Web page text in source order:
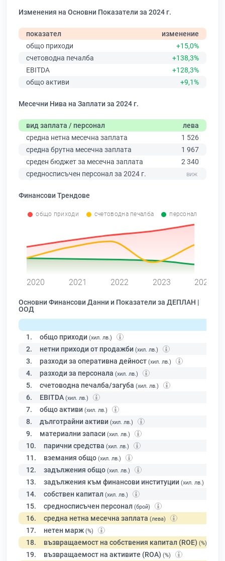
Изменения на Основни Показатели за 2024 г.
показател
изменение
общо приходи
+15,0%
счетоводна печалба
+138,3%
EBITDA
+128,3%
общо активи
+9,1%
Месечни Нива на Заплати за 2024 г.
вид заплата / персонал
лева
средна нетна месечна заплата
1 526
средна брутна месечна заплата
1 967
среден бюджет за месечна заплата
2 340
средносписъчен персонал за 2024 г.
Финансови Трендове
общо приходи счетоводна печалба персонал
2020 2021 2022 2023 2024
Основни Финансови Данни и Показатели за ДЕПЛАН |
ООД
1. общо приходи (хил. лв.)
2. нетни приходи от продажби (хил. лв.)
3. разходи за оперативна дейност (хил. лв.)
4. разходи за персонала (хил. лв.)
5. счетоводна печалба/загуба (хил. лв.)
6. EBITDA (хил. лв.)
7. общо активи (хил. лв.)
8. дълготрайни активи (хил. лв.)
9. материални запаси (хил. лв.)
10. парични средства (хил. лв.)
11. вземания общо (хил. лв.)
12. задължения общо (хил. лв.)
13. задължения към финансови институции (хил. лв.)
14. собствен капитал (хил. лв.)
15. средносписъчен персонал (брой)
16. средна нетна месечна заплата (лева)
17. нетен марж (%)
18. възвращаемост на собствения капитал (ROE) (%)
19. възвращаемост на активите (ROA) (%)